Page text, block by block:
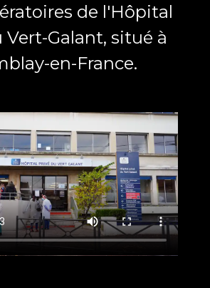
de l'Hôpital
Vert-Galant, situé à
en-France.